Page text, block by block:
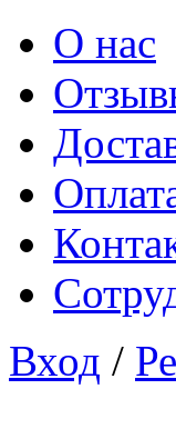
О нас
Вход /